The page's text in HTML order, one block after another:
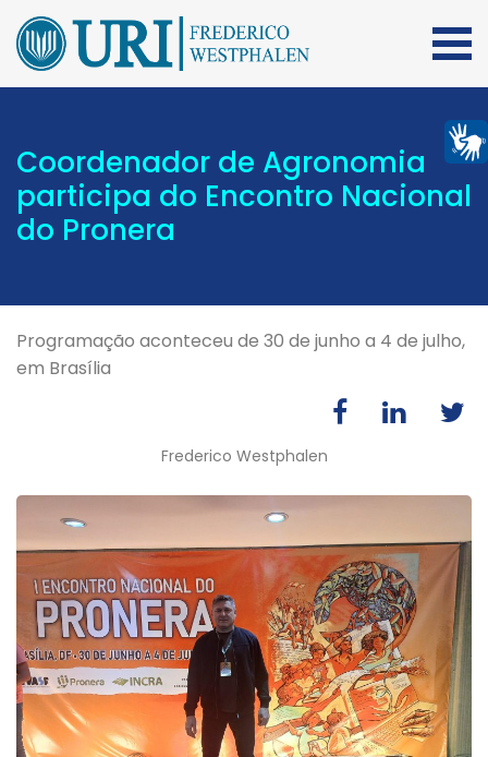
Coordenador de Agronomia
participa do Encontro Nacional
do Pronera
Programação aconteceu de 30 de junho a 4 de julho,
em Brasília
Frederico Westphalen